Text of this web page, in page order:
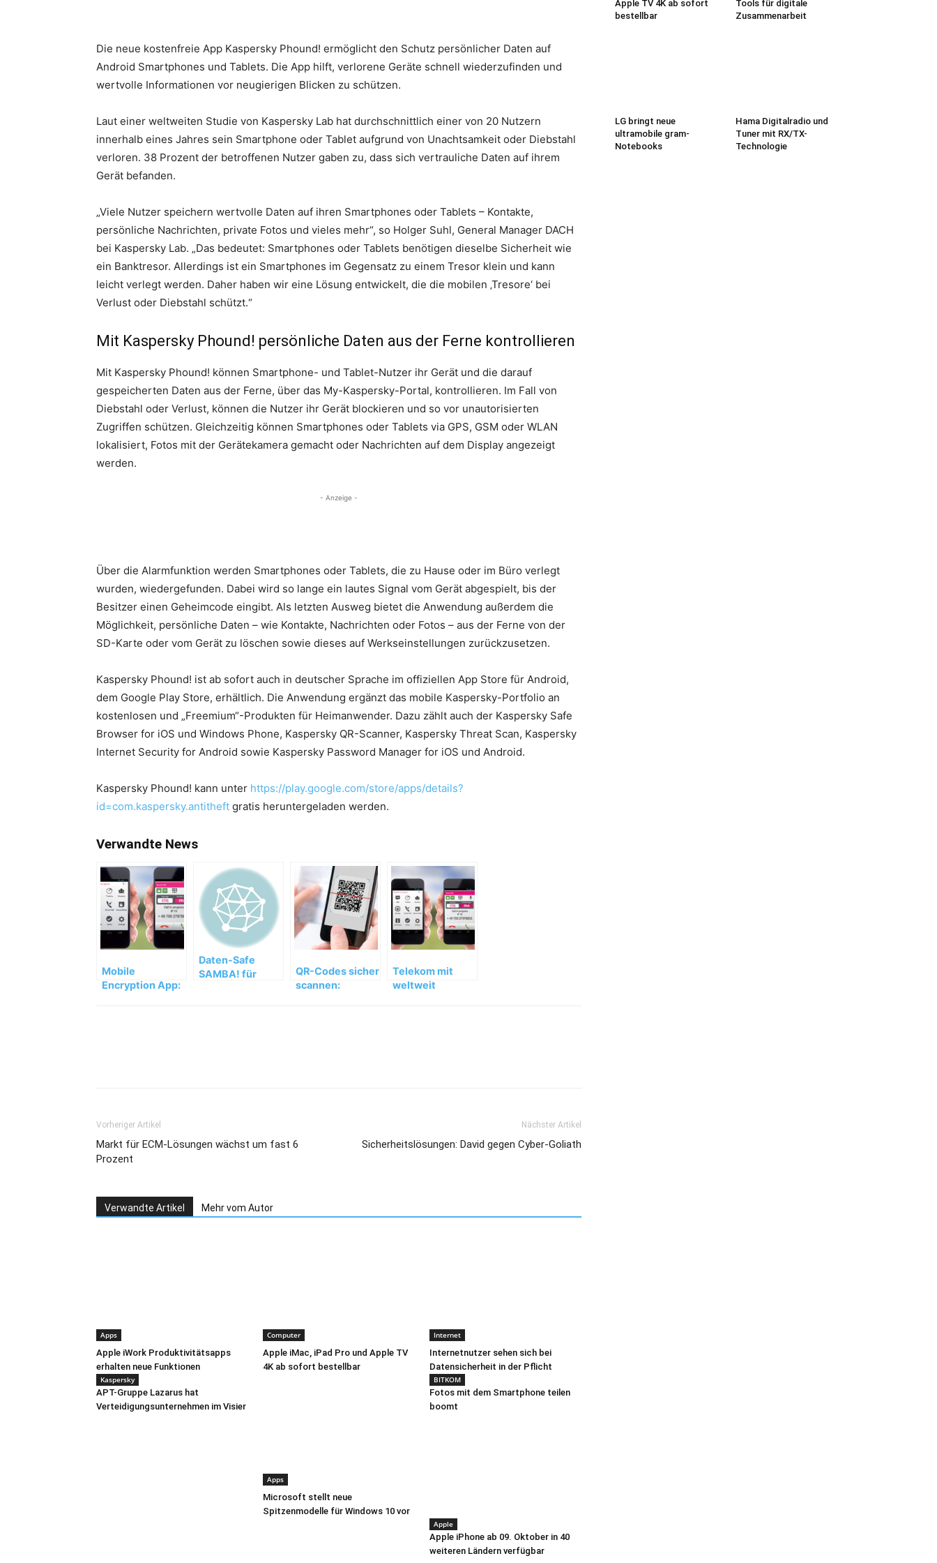
Die neue kostenfreie App Kaspersky Phound! ermöglicht den Schutz persönlicher Daten auf
Android Smartphones und Tablets. Die App hilft, verlorene Geräte schnell wiederzufinden und
wertvolle Informationen vor neugierigen Blicken zu schützen.
Laut einer weltweiten Studie von Kaspersky Lab hat durchschnittlich einer von 20 Nutzern
innerhalb eines Jahres sein Smartphone oder Tablet aufgrund von Unachtsamkeit oder Diebstahl
verloren. 38 Prozent der betroffenen Nutzer gaben zu, dass sich vertrauliche Daten auf ihrem
Gerät befanden.
„Viele Nutzer speichern wertvolle Daten auf ihren Smartphones oder Tablets – Kontakte,
persönliche Nachrichten, private Fotos und vieles mehr“, so Holger Suhl, General Manager DACH
bei Kaspersky Lab. „Das bedeutet: Smartphones oder Tablets benötigen dieselbe Sicherheit wie
ein Banktresor. Allerdings ist ein Smartphones im Gegensatz zu einem Tresor klein und kann
leicht verlegt werden. Daher haben wir eine Lösung entwickelt, die die mobilen ‚Tresore‘ bei
Verlust oder Diebstahl schützt.“
Mit Kaspersky Phound! persönliche Daten aus der Ferne kontrollieren
Mit Kaspersky Phound! können Smartphone- und Tablet-Nutzer ihr Gerät und die darauf
gespeicherten Daten aus der Ferne, über das My-Kaspersky-Portal, kontrollieren. Im Fall von
Diebstahl oder Verlust, können die Nutzer ihr Gerät blockieren und so vor unautorisierten
Zugriffen schützen. Gleichzeitig können Smartphones oder Tablets via GPS, GSM oder WLAN
lokalisiert, Fotos mit der Gerätekamera gemacht oder Nachrichten auf dem Display angezeigt
werden.
- Anzeige -
Über die Alarmfunktion werden Smartphones oder Tablets, die zu Hause oder im Büro verlegt
wurden, wiedergefunden. Dabei wird so lange ein lautes Signal vom Gerät abgespielt, bis der
Besitzer einen Geheimcode eingibt. Als letzten Ausweg bietet die Anwendung außerdem die
Möglichkeit, persönliche Daten – wie Kontakte, Nachrichten oder Fotos – aus der Ferne von der
SD-Karte oder vom Gerät zu löschen sowie dieses auf Werkseinstellungen zurückzusetzen.
Kaspersky Phound! ist ab sofort auch in deutscher Sprache im offiziellen App Store für Android,
dem Google Play Store, erhältlich. Die Anwendung ergänzt das mobile Kaspersky-Portfolio an
kostenlosen und „Freemium“-Produkten für Heimanwender. Dazu zählt auch der Kaspersky Safe
Browser for iOS und Windows Phone, Kaspersky QR-Scanner, Kaspersky Threat Scan, Kaspersky
Internet Security for Android sowie Kaspersky Password Manager for iOS und Android.
Kaspersky Phound! kann unter https://play.google.com/store/apps/details?
id=com.kaspersky.antitheft gratis heruntergeladen werden.
Verwandte News
Mobile
Encryption App:
Daten-Safe
SAMBA! für
QR-Codes sicher
scannen:
Telekom mit
weltweit
Vorheriger Artikel
Markt für ECM-Lösungen wächst um fast 6
Prozent
Nächster Artikel
Sicherheitslösungen: David gegen Cyber-Goliath
Verwandte Artikel Mehr vom Autor
Apps
Apple iWork Produktivitätsapps
erhalten neue Funktionen
Computer
Apple iMac, iPad Pro und Apple TV
4K ab sofort bestellbar
Internet
Internetnutzer sehen sich bei
Datensicherheit in der Pflicht
Kaspersky
APT-Gruppe Lazarus hat
Verteidigungsunternehmen im Visier
Apps
Microsoft stellt neue
Spitzenmodelle für Windows 10 vor
BITKOM
Fotos mit dem Smartphone teilen
boomt
Apple
Apple iPhone ab 09. Oktober in 40
weiteren Ländern verfügbar
Apple TV 4K ab sofort
bestellbar
Tools für digitale
Zusammenarbeit
LG bringt neue
ultramobile gram-
Notebooks
Hama Digitalradio und
Tuner mit RX/TX-
Technologie